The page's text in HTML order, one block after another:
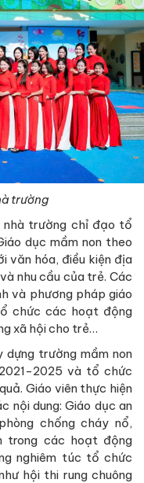
trường
nhà trường chỉ đạo tổ
dục mầm non theo
văn hóa, điều kiện địa
nhu cầu của trẻ. Các
và phương pháp giáo
chức các hoạt động
xã hội cho trẻ…
dựng trường mầm non
2025 và tổ chức
Giáo viên thực hiện
nội dung: Giáo dục an
chống cháy nổ,
trong các hoạt động
nghiêm túc tổ chức
hội thi rung chuông